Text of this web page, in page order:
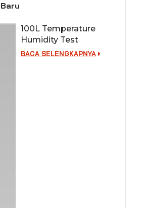
100L Temperature
Humidity Test
Chamber for Lab
BACA SELENGKAPNYA